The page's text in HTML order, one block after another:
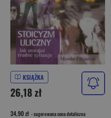
KSIĄŻKA
26,18 zł
34,90 zł - sugerowana cena detaliczna